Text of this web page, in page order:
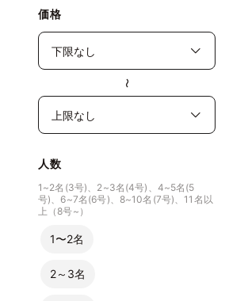
価格
〜
人数
1~2名(3号)、2~3名(4号)、4~5名(5
号)、6~7名(6号)、8~10名(7号)、11名以
上（8号~）
1〜2名
2～3名